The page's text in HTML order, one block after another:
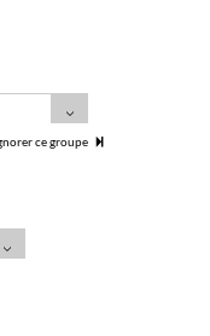
ce groupe